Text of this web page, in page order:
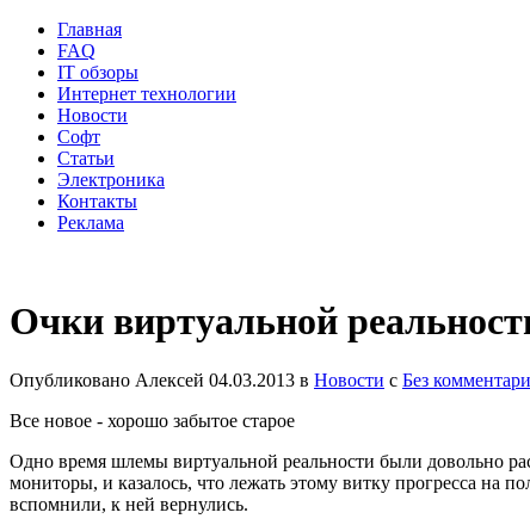
Главная
FAQ
IT обзоры
Интернет технологии
Новости
Софт
Статьи
Электроника
Контакты
Реклама
Очки виртуальной
Опубликовано Алексей 04.03.2013 в Новости с Без
Все новое - хорошо забытое старое
Одно время шлемы виртуальной реальности были довольно
мониторы, и казалось, что лежать этому витку прогресса на
вспомнили, к ней вернулись.